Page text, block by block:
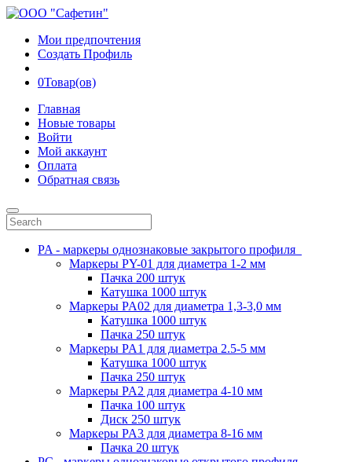
Мои предпочтения
Создать Профиль
0Товар(ов)
Главная
Новые товары
Войти
Мой аккаунт
Оплата
Обратная связь
PA - маркеры однознаковые закрытого профиля
Маркеры PY-01 для диаметра 1-2 мм
Пачка 200 штук
Катушка 1000 штук
Маркеры PA02 для диаметра 1,3-3,0 мм
Катушка 1000 штук
Пачка 250 штук
Маркеры PA1 для диаметра 2.5-5 мм
Катушка 1000 штук
Пачка 250 штук
Маркеры PA2 для диаметра 4-10 мм
Пачка 100 штук
Диск 250 штук
Маркеры PA3 для диаметра 8-16 мм
Пачка 20 штук